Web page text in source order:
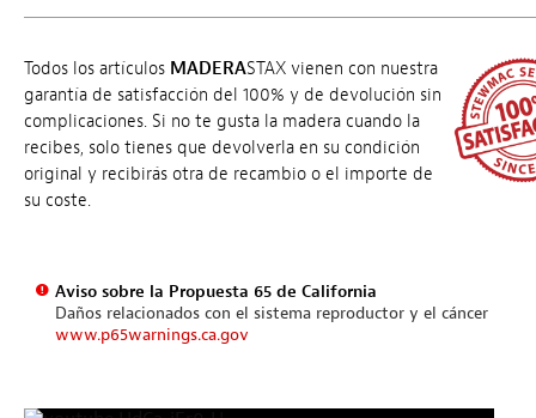
Todos los artículos MADERASTAX vienen con nuestra
garantía de satisfacción del 100% y de devolución sin
complicaciones. Si no te gusta la madera cuando la
recibes, solo tienes que devolverla en su condición
original y recibirás otra de recambio o el importe de
su coste.
Aviso sobre la Propuesta 65 de California
Daños relacionados con el sistema reproductor y el cáncer
www.p65warnings.ca.gov